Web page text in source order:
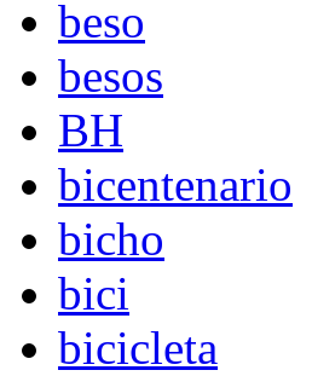
beso
besos
BH
bicentenario
bicho
bici
bicicleta